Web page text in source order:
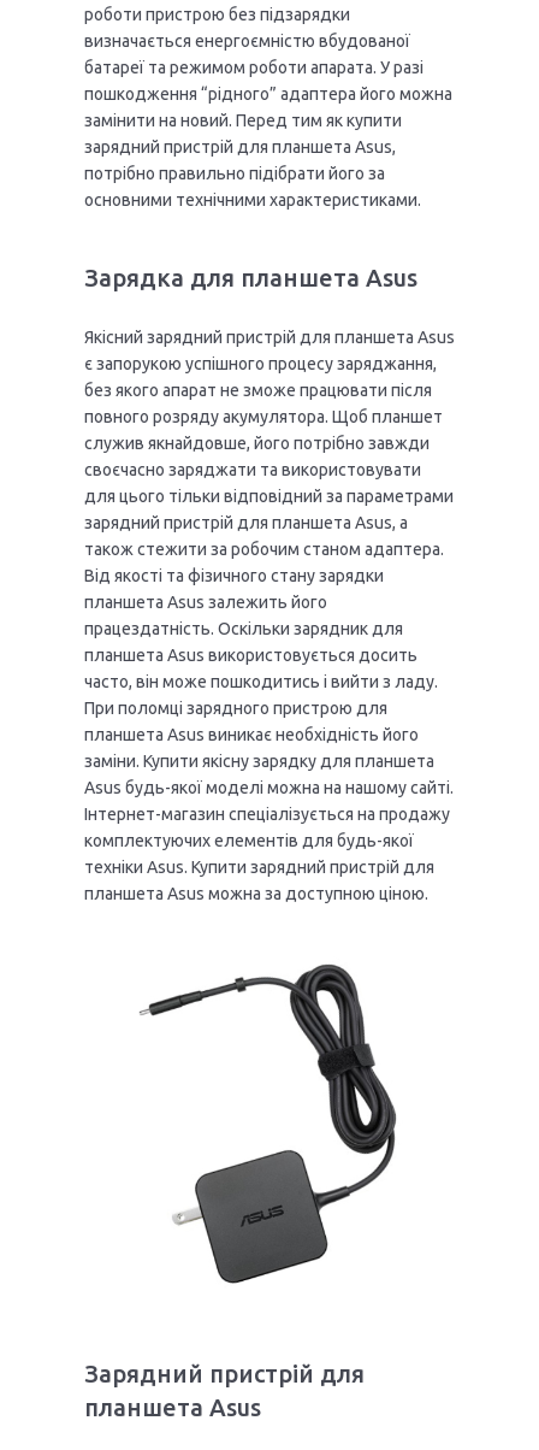
роботи пристрою без підзарядки
визначається енергоємністю вбудованої
батареї та режимом роботи апарата. У разі
пошкодження “рідного” адаптера його можна
замінити на новий. Перед тим як купити
зарядний пристрій для планшета Asus,
потрібно правильно підібрати його за
основними технічними характеристиками.
Зарядка для планшета Asus
Якісний зарядний пристрій для планшета Asus
є запорукою успішного процесу заряджання,
без якого апарат не зможе працювати після
повного розряду акумулятора. Щоб планшет
служив якнайдовше, його потрібно завжди
своєчасно заряджати та використовувати
для цього тільки відповідний за параметрами
зарядний пристрій для планшета Asus, а
також стежити за робочим станом адаптера.
Від якості та фізичного стану зарядки
планшета Asus залежить його
працездатність. Оскільки зарядник для
планшета Asus використовується досить
часто, він може пошкодитись і вийти з ладу.
При поломці зарядного пристрою для
планшета Asus виникає необхідність його
заміни. Купити якісну зарядку для планшета
Asus будь-якої моделі можна на нашому сайті.
Інтернет-магазин спеціалізується на продажу
комплектуючих елементів для будь-якої
техніки Asus. Купити зарядний пристрій для
планшета Asus можна за доступною ціною.
Зарядний пристрій для
планшета Asus